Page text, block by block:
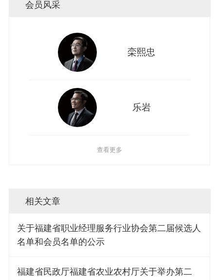
会员风采
栾熙忠
乐岩
查看更多
相关文章
关于福建省职业经理服务行业协会第二届候选人
名单和会员名单的公示
福建省民政厅福建省农业农村厅关于举办第二